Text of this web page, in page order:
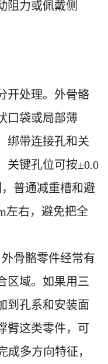
阻力或佩戴侧
开处理。外骨骼
口袋或局部薄
绑带连接孔和关
关键孔位可按±0.0
普通减重槽和避
左右，避免把全
骨骼零件经常有
区域。如果用三
到孔系和安装面
臂这类零件，可
成多方向特征，